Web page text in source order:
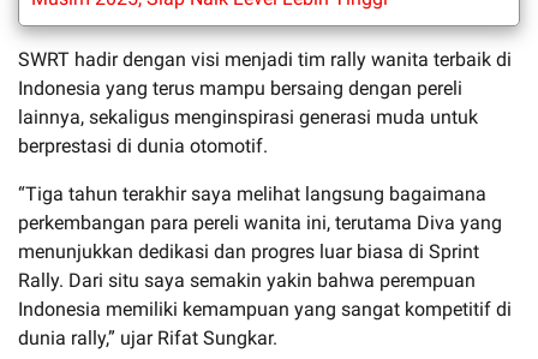
SWRT hadir dengan visi menjadi tim rally wanita terbaik di
Indonesia yang terus mampu bersaing dengan pereli
lainnya, sekaligus menginspirasi generasi muda untuk
berprestasi di dunia otomotif.
“Tiga tahun terakhir saya melihat langsung bagaimana
perkembangan para pereli wanita ini, terutama Diva yang
menunjukkan dedikasi dan progres luar biasa di Sprint
Rally. Dari situ saya semakin yakin bahwa perempuan
Indonesia memiliki kemampuan yang sangat kompetitif di
dunia rally,” ujar Rifat Sungkar.